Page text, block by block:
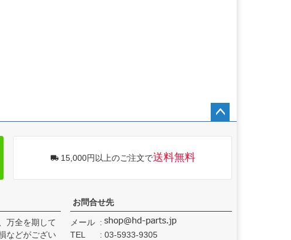
15,000円以上のご注文で送料無料
万全を期して
などがござい
お問合せ先
メール
TEL
03-5933-9305